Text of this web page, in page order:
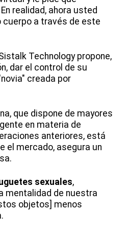
realidad, ahora usted
cuerpo a través de este
Technology propone,
dar el control de su
creada por
que dispone de mayores
en materia de
anteriores, está
el mercado, asegura un
sexuales,
mentalidad de nuestra
objetos] menos